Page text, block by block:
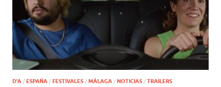
D'A / ESPAÑA / FESTIVALES / MÁLAGA / NOTICIAS / TRAILERS